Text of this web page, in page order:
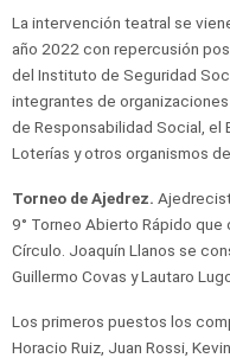
La intervención teatral se
año 2022 con repercusión
del Instituto de Seguridad
integrantes de
de Responsabilidad Social, el
Loterías y otros organismos
Torneo de Ajedrez.
9° Torneo Abierto Rápido que
Círculo. Joaquín Llanos se
Guillermo Covas y Lautaro
Los primeros puestos los
Horacio Ruiz, Juan Rossi,